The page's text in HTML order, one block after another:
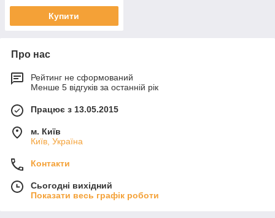
Купити
Про нас
Рейтинг не сформований
Менше 5 відгуків за останній рік
Працює з 13.05.2015
м. Київ
Київ, Україна
Контакти
Сьогодні вихідний
Показати весь графік роботи